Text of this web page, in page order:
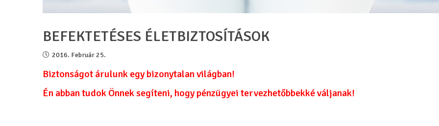
BEFEKTETÉSES ÉLETBIZTOSÍTÁSOK
2016. Február 25.
Biztonságot árulunk egy bizonytalan világban!
Én abban tudok Önnek segíteni, hogy pénzügyei tervezhetőbbekké váljanak!